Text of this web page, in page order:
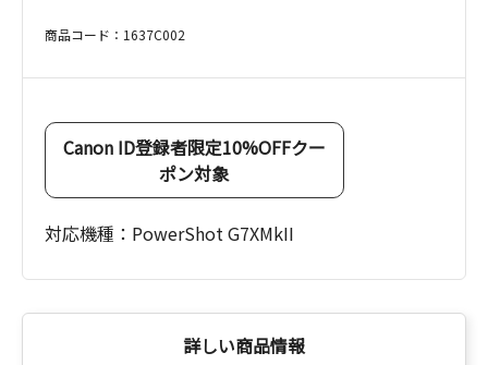
商品コード：1637C002
Canon ID登録者限定10%OFFクー
ポン対象
対応機種：PowerShot G7XMkII
詳しい商品情報